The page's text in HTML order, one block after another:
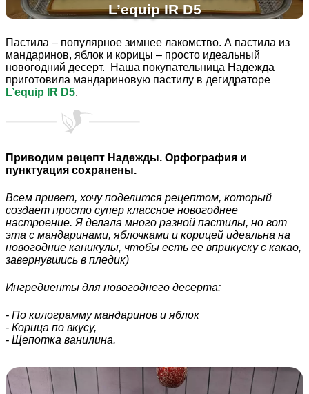
L’equip IR D5
Пастила – популярное зимнее лакомство. А пастила из
мандаринов, яблок и корицы – просто идеальный
новогодний десерт. Наша покупательница Надежда
приготовила мандариновую пастилу в дегидраторе
L’equip IR D5.
Приводим рецепт Надежды. Орфография и
пунктуация сохранены.
Всем привет, хочу поделится рецептом, который
создает просто супер классное новогоднее
настроение. Я делала много разной пастилы, но вот
эта с мандаринами, яблочками и корицей идеальна на
новогодние каникулы, чтобы есть ее вприкуску с какао,
завернувшись в пледик)
Ингредиенты для новогоднего десерта:
- По килограмму мандаринов и яблок
- Корица по вкусу,
- Щепотка ванилина.